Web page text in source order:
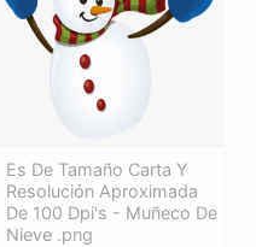
Es De Tamaño Carta Y
Resolución Aproximada
De 100 Dpi's - Muñeco De
Nieve .png